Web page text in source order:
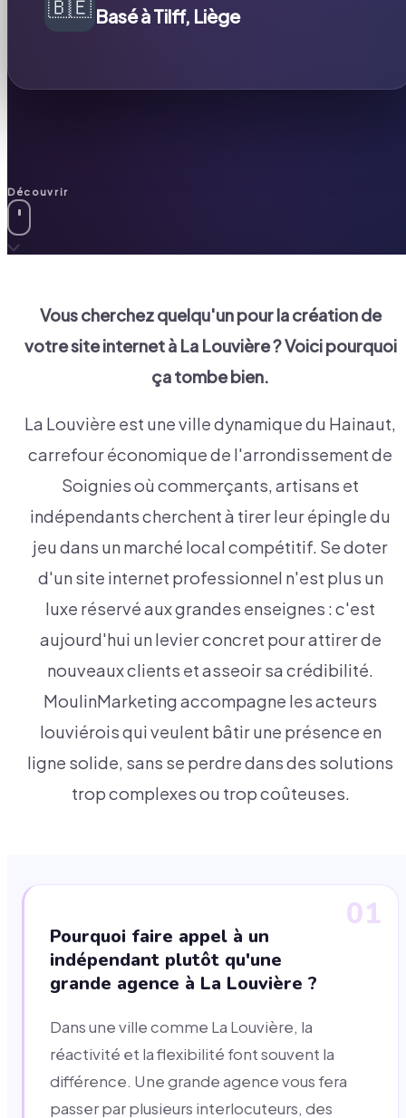
🇧🇪 Basé à Tilff, Liège
Découvrir
Vous cherchez quelqu'un pour la création de
votre site internet à La Louvière? Voici pourquoi
ça tombe bien.
La Louvière est une ville dynamique du Hainaut,
carrefour économique de l'arrondissement de
Soignies où commerçants, artisans et
indépendants cherchent à tirer leur épingle du
jeu dans un marché local compétitif. Se doter
d'un site internet professionnel n'est plus un
luxe réservé aux grandes enseignes : c'est
aujourd'hui un levier concret pour attirer de
nouveaux clients et asseoir sa crédibilité.
MoulinMarketing accompagne les acteurs
louviérois qui veulent bâtir une présence en
ligne solide, sans se perdre dans des solutions
trop complexes ou trop coûteuses.
01
Pourquoi faire appel à un
indépendant plutôt qu'une
grande agence à La Louvière ?
Dans une ville comme La Louvière, la
réactivité et la flexibilité font souvent la
différence. Une grande agence vous fera
passer par plusieurs interlocuteurs, des